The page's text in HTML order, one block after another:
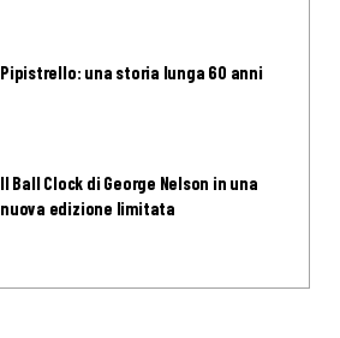
Pipistrello: una storia lunga 60 anni
Il Ball Clock di George Nelson in una
nuova edizione limitata